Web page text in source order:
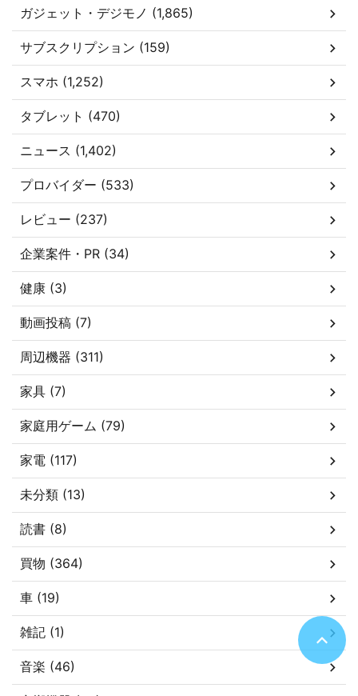
ガジェット・デジモノ (1,865)
サブスクリプション (159)
スマホ (1,252)
タブレット (470)
ニュース (1,402)
プロバイダー (533)
レビュー (237)
企業案件・PR (34)
健康 (3)
動画投稿 (7)
周辺機器 (311)
家具 (7)
家庭用ゲーム (79)
家電 (117)
未分類 (13)
読書 (8)
買物 (364)
車 (19)
雑記 (1)
音楽 (46)